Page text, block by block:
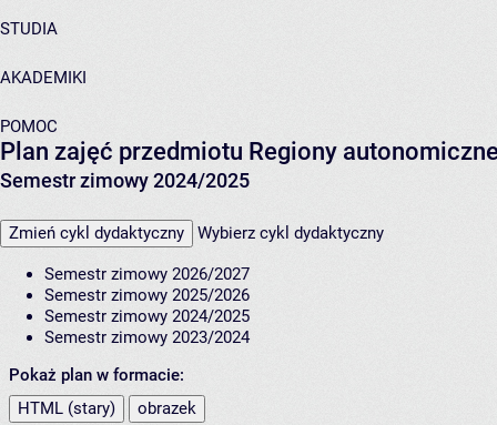
STUDIA
AKADEMIKI
POMOC
Plan zajęć przedmiotu Regiony
Semestr zimowy 2024/2025
Zmień cykl dydaktyczny Wybierz cykl dydaktyczny
Semestr zimowy 2026/2027
Semestr zimowy 2025/2026
Semestr zimowy 2024/2025
Semestr zimowy 2023/2024
Pokaż plan w formacie:
HTML (stary)
obrazek